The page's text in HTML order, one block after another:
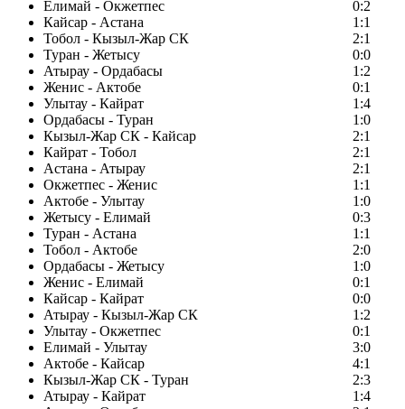
Елимай - Окжетпес
0:2
Кайсар - Астана
1:1
Тобол - Кызыл-Жар СК
2:1
Туран - Жетысу
0:0
Атырау - Ордабасы
1:2
Женис - Актобе
0:1
Улытау - Кайрат
1:4
Ордабасы - Туран
1:0
Кызыл-Жар СК - Кайсар
2:1
Кайрат - Тобол
2:1
Астана - Атырау
2:1
Окжетпес - Женис
1:1
Актобе - Улытау
1:0
Жетысу - Елимай
0:3
Туран - Астана
1:1
Тобол - Актобе
2:0
Ордабасы - Жетысу
1:0
Женис - Елимай
0:1
Кайсар - Кайрат
0:0
Атырау - Кызыл-Жар СК
1:2
Улытау - Окжетпес
0:1
Елимай - Улытау
3:0
Актобе - Кайсар
4:1
Кызыл-Жар СК - Туран
2:3
Атырау - Кайрат
1:4